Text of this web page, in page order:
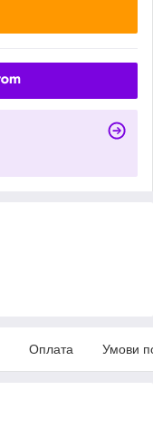
Оплата Умови